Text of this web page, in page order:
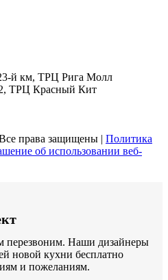
й км, ТРЦ Рига Молл
2, ТРЦ Красный Кит
права защищены | Политика
об использовании веб-
перезвоним. Наши дизайнеры
новой кухни бесплатно
и пожеланиям.